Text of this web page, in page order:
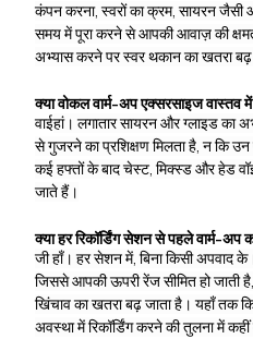
कंपन करना, स्वरों का क्रम, सायरन
समय में पूरा करने से आपकी आवाज़ की
अभ्यास करने पर स्वर थकान का खतरा बढ़
क्या वोकल वार्म-अप एक्सरसाइज वास्तव
वाईहां। लगातार सायरन और ग्लाइड का
से गुजरने का प्रशिक्षण मिलता है, न कि
कई हफ्तों के बाद चेस्ट, मिक्स्ड और हेड
जाते हैं।
क्या हर रिकॉर्डिंग सेशन से पहले वार्म-अप
जी हाँ। हर सेशन में, बिना किसी अपवाद
जिससे आपकी ऊपरी रेंज सीमित हो जाती
खिंचाव का खतरा बढ़ जाता है। यहाँ तक
अवस्था में रिकॉर्डिंग करने की तुलना में